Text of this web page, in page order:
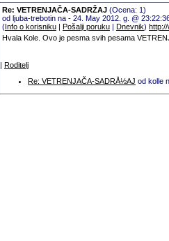
Re: VETRENJAČA-SADRŽAJ (Ocena: 1)
od ljuba-trebotin na - 24. May 2012. g. @
(Info o korisniku | Pošalji poruku | Dnevnik)
Hvala Kole. Ovo je pesma svih pesama
| Roditelj
Re: VETRENJAČA-SADRÅ½AJ od kolle